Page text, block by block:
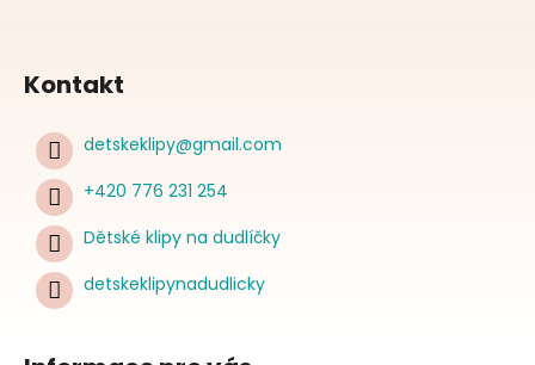
Kontakt
detskeklipy@gmail.com
+420 776 231 254
Dětské klipy na dudlíčky
detskeklipynadudlicky